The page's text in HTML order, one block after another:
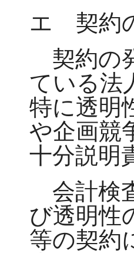
エ 契約
契約の
ている法
特に透明
や企画競
十分説明
会計検
び透明性
等の契約